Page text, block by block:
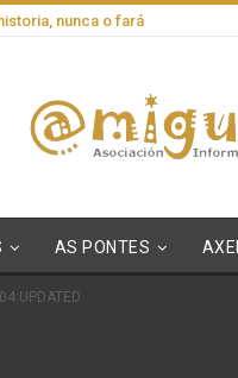
nunca o fará
AS PONTES